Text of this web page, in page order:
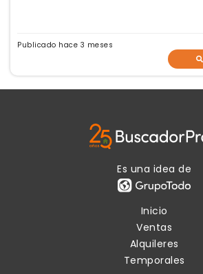
Publicado hace 3 meses
Es una idea de
Inicio
Ventas
Alquileres
Temporales